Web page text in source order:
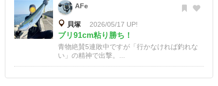
AFe
貝塚 2026/05/17 UP!
ブリ91cm粘り勝ち！
青物絶賛5連敗中ですが「行かなければ釣れな
い」の精神で出撃。...